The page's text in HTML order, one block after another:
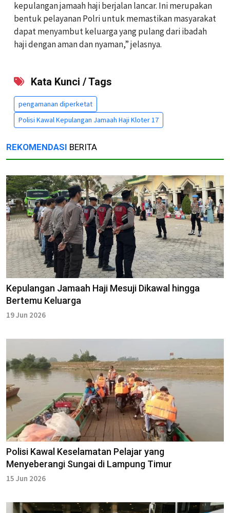
kepulangan jamaah haji berjalan lancar. Ini merupakan
bentuk pelayanan Polri untuk memastikan masyarakat
dapat menyambut keluarga yang pulang dari ibadah
haji dengan aman dan nyaman,” jelasnya.
Kata Kunci / Tags
pengamanan diperketat
Polisi Kawal Kepulangan Jamaah Haji Kloter 17
REKOMENDASI BERITA
Kepulangan Jamaah Haji Mesuji Dikawal hingga
Bertemu Keluarga
19 Jun 2026
Polisi Kawal Keselamatan Pelajar yang
Menyeberangi Sungai di Lampung Timur
15 Jun 2026